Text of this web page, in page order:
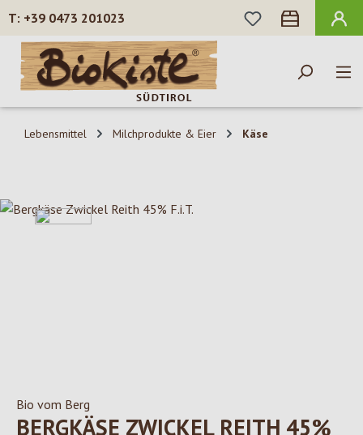
Zum Hauptinhalt springen
+39 0473 201023
DU HAST 0
Lebensmittel Milchprodukte & Eier Käse
Bildergalerie überspringen
Bio vom Berg
BERGKÄSE ZWICKEL REITH 45%